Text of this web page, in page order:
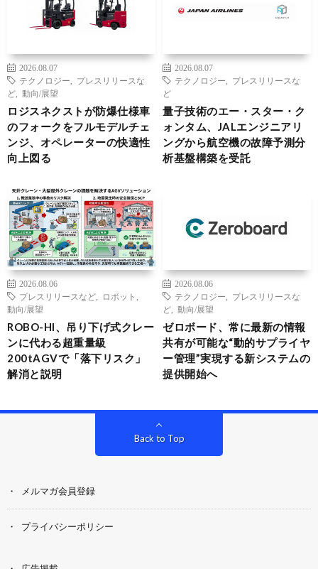
2026.08.07
テクノロジー
プレスリリースな
ど
動向/展望
ロジスネクストが防爆仕様車
のフォークをフルモデルチェ
ンジ、オペレーターの快適性
向上図る
2026.08.07
テクノロジー
プレスリリースな
ど
量子技術のエー・スター・ク
ォンタム、JALエンジニアリ
ングから航空機の故障予測分
析基盤構築を受託
2026.08.06
プレスリリースなど
ロボット
動向/展望
ROBO-HI、吊り下げ式クレー
ンに代わる超重量級
200tAGVで「落下リスク」
解消と説明
2026.08.06
テクノロジー
プレスリリースな
ど
動向/展望
ゼロボード、常に最新の情報
共有が可能な“動的サプライヤ
ー管理”実現する新システムの
提供開始へ
Back to Top
メルマガ会員登録
プライバシーポリシー